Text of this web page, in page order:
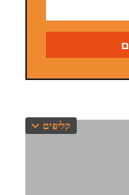
קליפים